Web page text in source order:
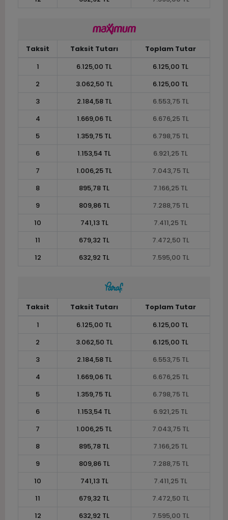
Taksit Taksit Tutarı
Toplam Tutar
1
6.125,00 TL
6.125,00 TL
2
3.062,50 TL
6.125,00 TL
3
2.184,58 TL
6.553,75 TL
4
1.669,06 TL
6.676,25 TL
5
1.359,75 TL
6.798,75 TL
6
1.153,54 TL
6.921,25 TL
7
1.006,25 TL
7.043,75 TL
8
895,78 TL
7.166,25 TL
9
809,86 TL
7.288,75 TL
10
741,13 TL
7.411,25 TL
11
679,32 TL
7.472,50 TL
12
632,92 TL 7.595,00 TL
Taksit Taksit Tutarı
Toplam Tutar
1
6.125,00 TL
6.125,00 TL
2
3.062,50 TL
6.125,00 TL
3
2.184,58 TL
6.553,75 TL
4
1.669,06 TL
6.676,25 TL
5
1.359,75 TL
6.798,75 TL
6
1.153,54 TL
6.921,25 TL
7
1.006,25 TL
7.043,75 TL
8
895,78 TL
7.166,25 TL
9
809,86 TL
7.288,75 TL
10
741,13 TL
7.411,25 TL
11
679,32 TL
7.472,50 TL
12
632,92 TL 7.595,00 TL